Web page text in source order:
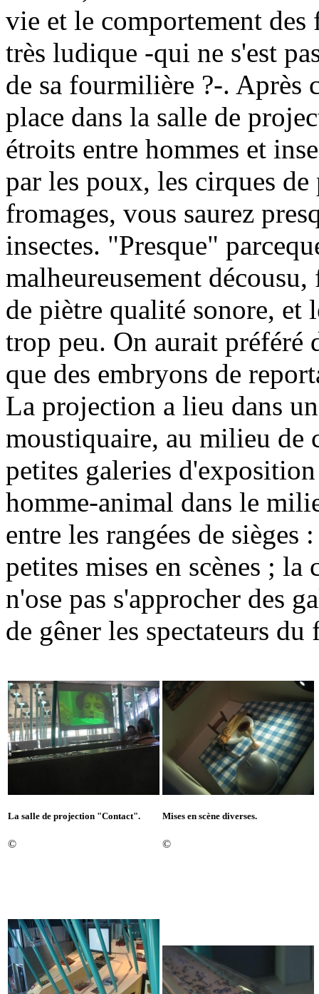
vie et le comportement
très ludique -qui ne s'est
de sa fourmilière ?-. Après
place dans la salle de
étroits entre hommes et
par les poux, les cirques
fromages, vous saurez
insectes. "Presque"
malheureusement
de piètre qualité sonore, et
trop peu. On aurait préféré
que des embryons de
La projection a lieu dans
moustiquaire, au milieu de
petites galeries
homme-animal dans le
entre les rangées de sièges
petites mises en scènes ;
n'ose pas s'approcher des
de gêner les spectateurs
La salle de projection "Contact".
©
Mises en scène diverses.
©